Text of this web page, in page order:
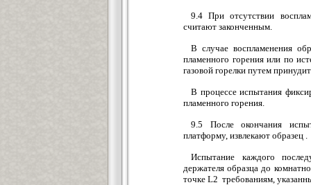
9.4 При отсутствии
считают законченным.
В случае воспламенения
пламенного горения или по
газовой горелки путем
В процессе испытания
пламенного горения.
9.5 После окончания
платформу, извлекают образец .
Испытание каждого
держателя образца до
точке L2 требованиям,